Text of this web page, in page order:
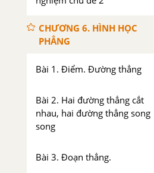
CHƯƠNG 6. HÌNH HỌC
PHẲNG
Bài 1. Điểm. Đường thẳng
Bài 2. Hai đường thẳng cắt
nhau, hai đường thẳng song
song
Bài 3. Đoạn thẳng.